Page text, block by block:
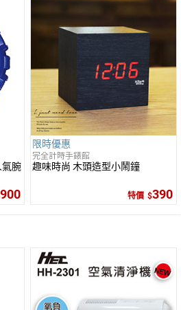
氣腕
限時優惠
完全計時手錶館
趣味時尚 木頭造型小鬧鐘
特價 390